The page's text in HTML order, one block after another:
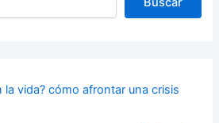
la vida? cómo afrontar una crisis